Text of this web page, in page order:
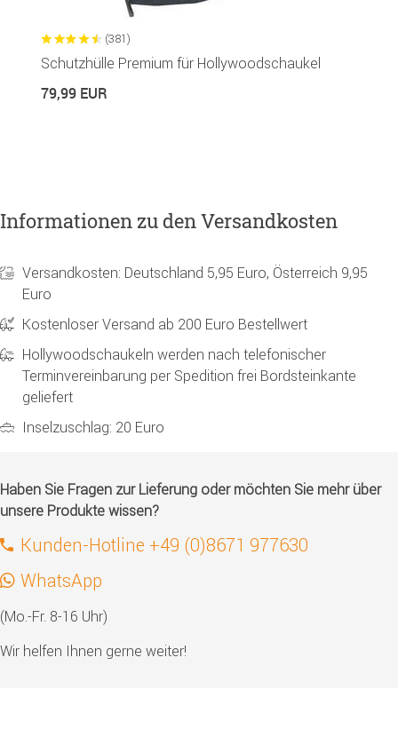
(381)
Schutzhülle Premium für Hollywoodschaukel
79,99 EUR
Informationen zu den Versandkosten
Versandkosten: Deutschland 5,95 Euro, Österreich 9,95
Euro
Kostenloser Versand ab 200 Euro Bestellwert
Hollywoodschaukeln werden nach telefonischer
Terminvereinbarung per Spedition frei Bordsteinkante
geliefert
Inselzuschlag: 20 Euro
Haben Sie Fragen zur Lieferung oder möchten Sie mehr über
unsere Produkte wissen?
Kunden-Hotline +49 (0)8671 977630
WhatsApp
(Mo.-Fr. 8-16 Uhr)
Wir helfen Ihnen gerne weiter!